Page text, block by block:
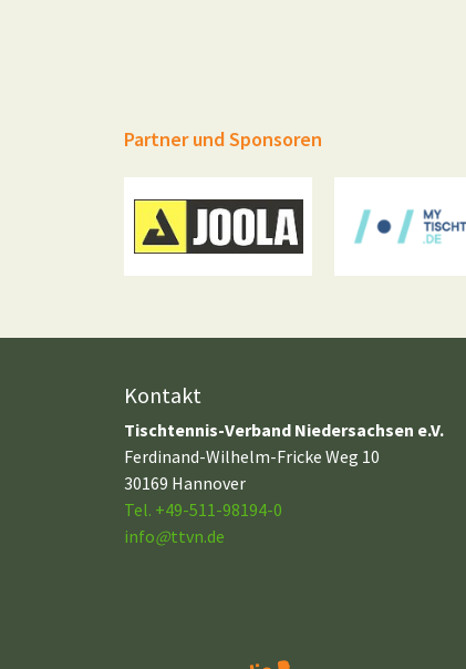
Partner und Sponsoren
Kontakt
Tischtennis-Verband Niedersachsen e.V.
Ferdinand-Wilhelm-Fricke Weg 10
30169 Hannover
Tel. +49-511-98194-0
info@ttvn.de